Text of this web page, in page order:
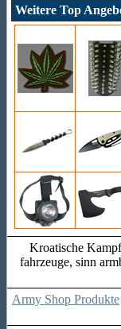
Weitere Top
Kroatische
fahrzeuge, sinn
Army Shop Produkte